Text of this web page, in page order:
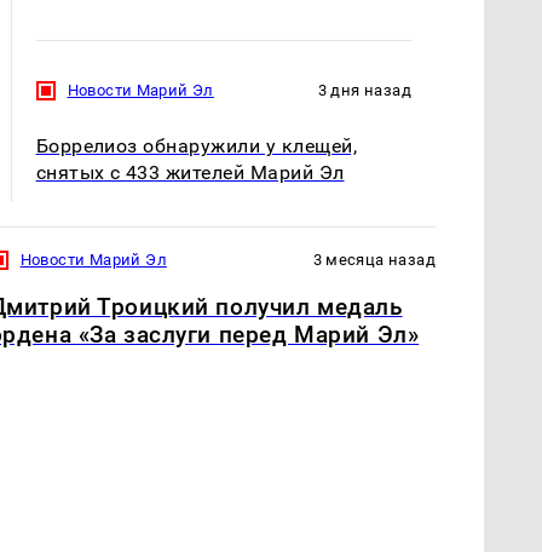
Новости Марий Эл 3 дня назад
Боррелиоз обнаружили у клещей,
снятых с 433 жителей Марий Эл
Новости Марий Эл 3 месяца назад
Троицкий получил медаль
«За заслуги перед Марий Эл»